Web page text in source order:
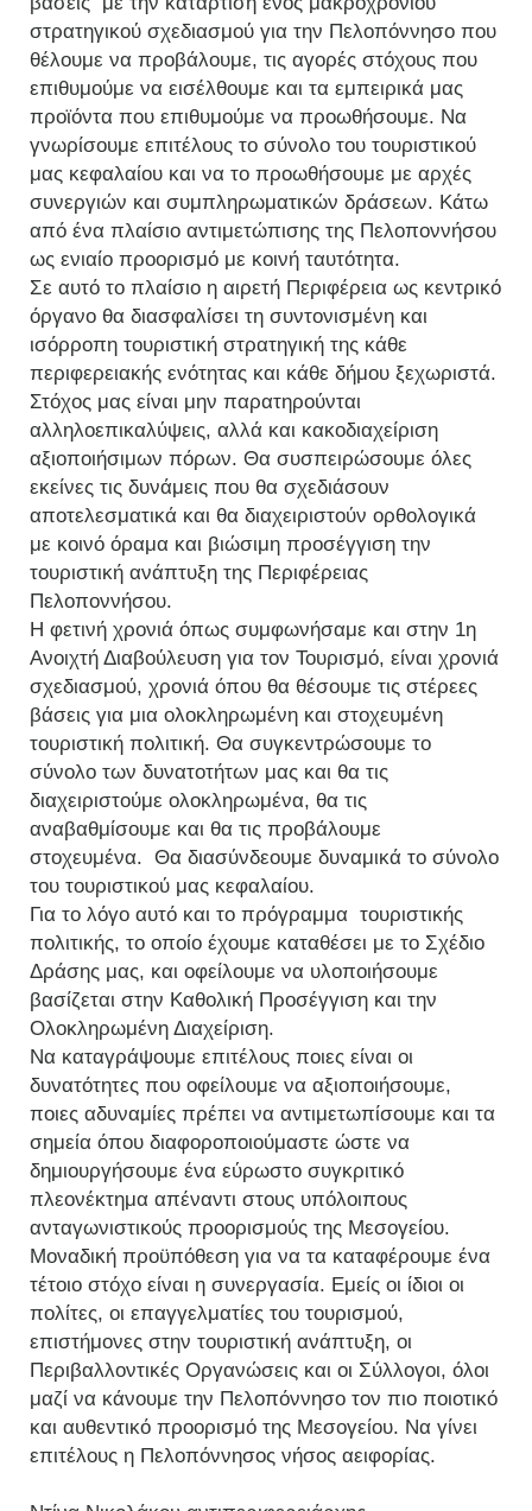
στρατηγικού σχεδιασμού για την Πελοπόννησο που
θέλουμε να προβάλουμε, τις αγορές στόχους που
επιθυμούμε να εισέλθουμε και τα εμπειρικά μας
προϊόντα που επιθυμούμε να προωθήσουμε. Να
γνωρίσουμε επιτέλους το σύνολο του τουριστικού
μας κεφαλαίου και να το προωθήσουμε με αρχές
συνεργιών και συμπληρωματικών δράσεων. Κάτω
από ένα πλαίσιο αντιμετώπισης της Πελοποννήσου
ως ενιαίο προορισμό με κοινή ταυτότητα.
Σε αυτό το πλαίσιο η αιρετή Περιφέρεια ως κεντρικό
όργανο θα διασφαλίσει τη συντονισμένη και
ισόρροπη τουριστική στρατηγική της κάθε
περιφερειακής ενότητας και κάθε δήμου ξεχωριστά.
Στόχος μας είναι μην παρατηρούνται
αλληλοεπικαλύψεις, αλλά και κακοδιαχείριση
αξιοποιήσιμων πόρων. Θα συσπειρώσουμε όλες
εκείνες τις δυνάμεις που θα σχεδιάσουν
αποτελεσματικά και θα διαχειριστούν ορθολογικά
με κοινό όραμα και βιώσιμη προσέγγιση την
τουριστική ανάπτυξη της Περιφέρειας
Πελοποννήσου.
Η φετινή χρονιά όπως συμφωνήσαμε και στην 1η
Ανοιχτή Διαβούλευση για τον Τουρισμό, είναι χρονιά
σχεδιασμού, χρονιά όπου θα θέσουμε τις στέρεες
βάσεις για μια ολοκληρωμένη και στοχευμένη
τουριστική πολιτική. Θα συγκεντρώσουμε το
σύνολο των δυνατοτήτων μας και θα τις
διαχειριστούμε ολοκληρωμένα, θα τις
αναβαθμίσουμε και θα τις προβάλουμε
στοχευμένα. Θα διασύνδεουμε δυναμικά το σύνολο
του τουριστικού μας κεφαλαίου.
Για το λόγο αυτό και το πρόγραμμα τουριστικής
πολιτικής, το οποίο έχουμε καταθέσει με το Σχέδιο
Δράσης μας, και οφείλουμε να υλοποιήσουμε
βασίζεται στην Καθολική Προσέγγιση και την
Ολοκληρωμένη Διαχείριση.
Να καταγράψουμε επιτέλους ποιες είναι οι
δυνατότητες που οφείλουμε να αξιοποιήσουμε,
ποιες αδυναμίες πρέπει να αντιμετωπίσουμε και τα
σημεία όπου διαφοροποιούμαστε ώστε να
δημιουργήσουμε ένα εύρωστο συγκριτικό
πλεονέκτημα απέναντι στους υπόλοιπους
ανταγωνιστικούς προορισμούς της Μεσογείου.
Μοναδική προϋπόθεση για να τα καταφέρουμε ένα
τέτοιο στόχο είναι η συνεργασία. Εμείς οι ίδιοι οι
πολίτες, οι επαγγελματίες του τουρισμού,
επιστήμονες στην τουριστική ανάπτυξη, οι
Περιβαλλοντικές Οργανώσεις και οι Σύλλογοι, όλοι
μαζί να κάνουμε την Πελοπόννησο τον πιο ποιοτικό
και αυθεντικό προορισμό της Μεσογείου. Να γίνει
επιτέλους η Πελοπόννησος νήσος αειφορίας.